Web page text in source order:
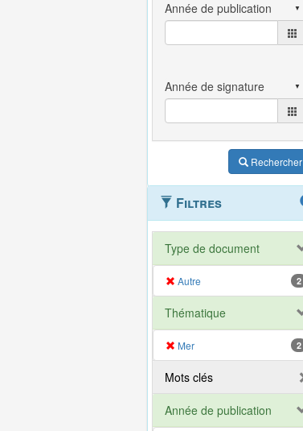
Rechercher
Filtres
Type de document
Autre 2
Thématique
Mer 2
Mots clés
Année de publication